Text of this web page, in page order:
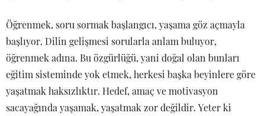
Öğrenmek, soru sormak başlangıcı, yaşama göz açmayla
başlıyor. Dilin gelişmesi sorularla anlam buluyor,
öğrenmek adına. Bu özgürlüğü, yani doğal olan bunları
eğitim sisteminde yok etmek, herkesi başka beyinlere göre
yaşatmak haksızlıktır. Hedef, amaç ve motivasyon
sacayağında yaşamak, yaşatmak zor değildir. Yeter ki